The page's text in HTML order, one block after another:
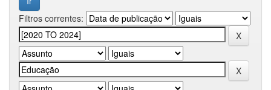
Filtros correntes: